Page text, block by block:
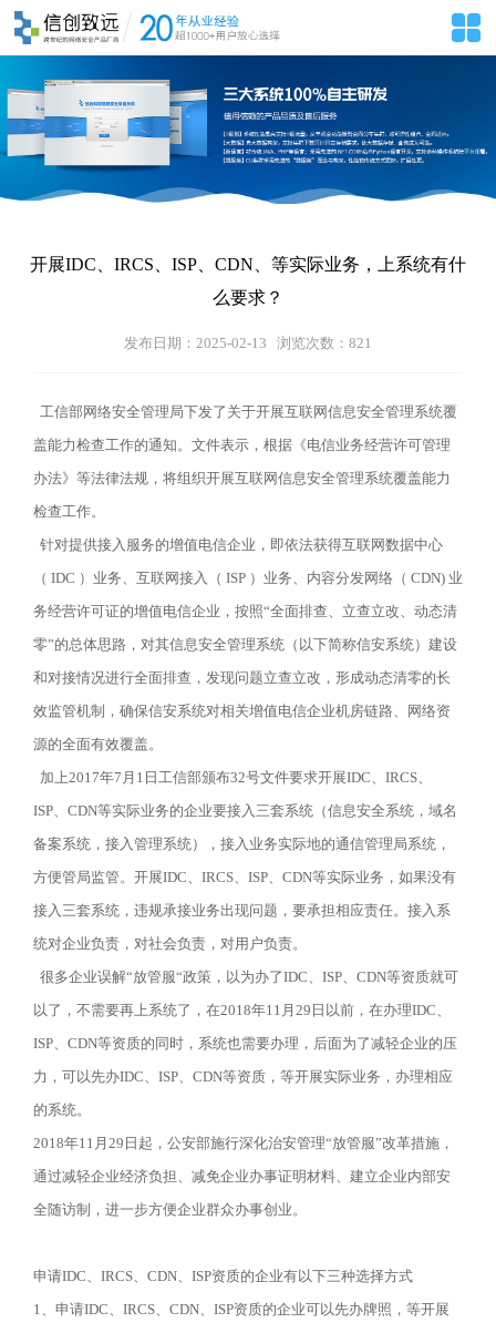
开展IDC、IRCS、ISP、CDN、等实际业务，上系统有什
么要求？
发布日期：2025-02-13 浏览次数： 821
工信部网络安全管理局下发了关于开展互联网信息安全管理系统覆
盖能力检查工作的通知。文件表示，根据《电信业务经营许可管理
办法》等法律法规，将组织开展互联网信息安全管理系统覆盖能力
检查工作。
针对提供接入服务的增值电信企业，即依法获得互联网数据中心
（ IDC ）业务、互联网接入（ ISP ）业务、内容分发网络（ CDN) 业
务经营许可证的增值电信企业，按照“全面排查、立查立改、动态清
零”的总体思路，对其信息安全管理系统（以下简称信安系统）建设
和对接情况进行全面排查，发现问题立查立改，形成动态清零的长
效监管机制，确保信安系统对相关增值电信企业机房链路、网络资
源的全面有效覆盖。
加上2017年7月1日工信部颁布32号文件要求开展IDC、IRCS、
ISP、CDN等实际业务的企业要接入三套系统（信息安全系统，域名
备案系统，接入管理系统），接入业务实际地的通信管理局系统，
方便管局监管。开展IDC、IRCS、ISP、CDN等实际业务，如果没有
接入三套系统，违规承接业务出现问题，要承担相应责任。接入系
统对企业负责，对社会负责，对用户负责。
很多企业误解“放管服“政策，以为办了IDC、ISP、CDN等资质就可
以了，不需要再上系统了，在2018年11月29日以前，在办理IDC、
ISP、CDN等资质的同时，系统也需要办理，后面为了减轻企业的压
力，可以先办IDC、ISP、CDN等资质，等开展实际业务，办理相应
的系统。
2018年11月29日起，公安部施行深化治安管理“放管服”改革措施，
通过减轻企业经济负担、减免企业办事证明材料、建立企业内部安
全随访制，进一步方便企业群众办事创业。
申请IDC、IRCS、CDN、ISP资质的企业有以下三种选择方式
1、申请IDC、 IRCS、 CDN、ISP资质的企业可以先办牌照，等开展